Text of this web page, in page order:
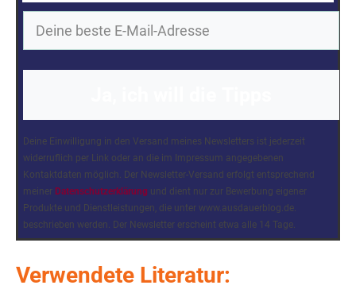
Deine Einwilligung in den Versand meines Newsletters ist jederzeit
widerruflich per Link oder an die im Impressum angegebenen
Kontaktdaten möglich. Der Newsletter-Versand erfolgt entsprechend
meiner Datenschutzerklärung und dient nur zur Bewerbung eigener
Produkte und Dienstleistungen, die unter www.ausdauerblog.de.
beschrieben werden. Der Newsletter erscheint etwa alle 14 Tage.
Verwendete Literatur: